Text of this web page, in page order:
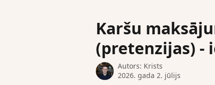
Karšu
(pretenzijas) -
Autors: Krists
2026. gada 2. jūlijs